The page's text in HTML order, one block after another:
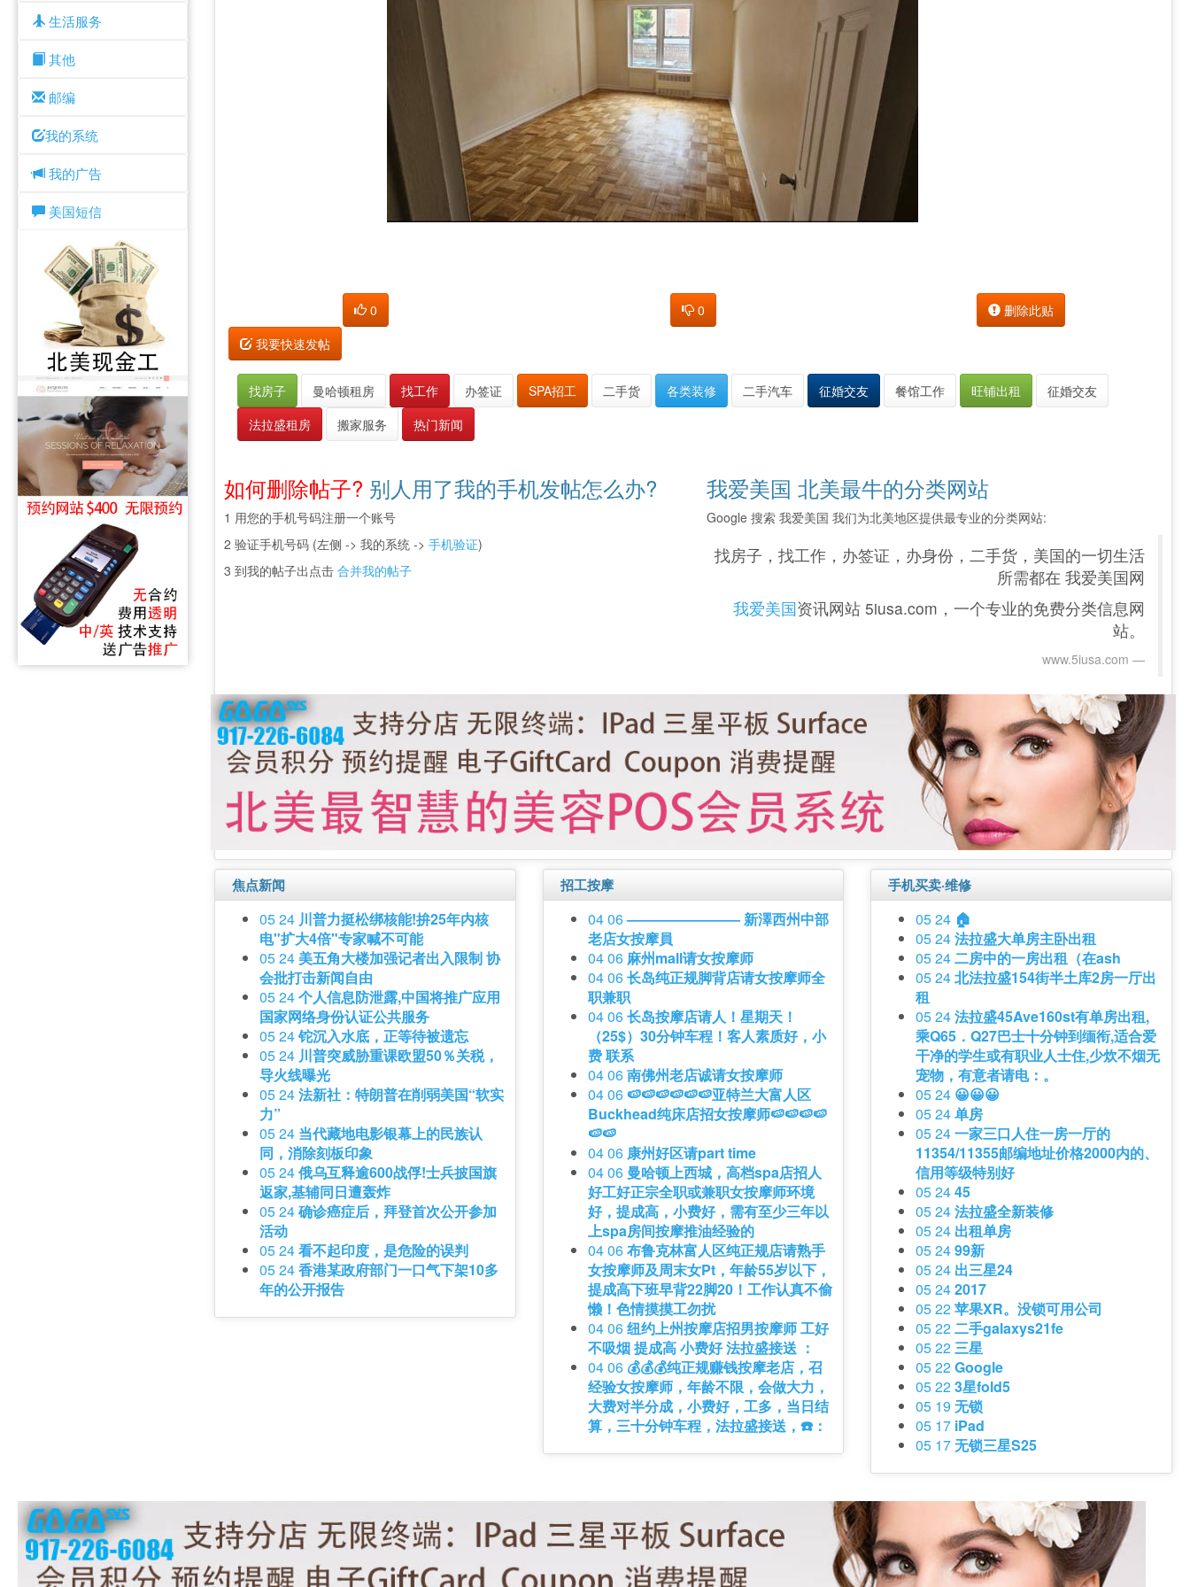
生活服务
其他
邮编
我的系统
我的广告
美国短信
0 0
删除此贴
我要快速发帖
找房子 曼哈顿租房 找工作 办签证 SPA招工 二手货 各类装修 二手汽车 征婚交友 餐馆工作 旺铺出租
征婚交友
法拉盛租房
搬家服务 热门新闻
如何删除帖子? 别人用了我的手机发帖怎么办?
1 用您的手机号码注册一个账号
2 验证手机号码 (左侧 -> 我的系统 ->手机验证)
3 到我的帖子出点击合并我的帖子
我爱美国 北美最牛的分类网站
Google 搜索 我爱美国 我们为北美地区提供最专业的分类网站:
找房子，找工作，办签证，办身份，二手货，美国的一切生活
所需都在 我爱美国网
我爱美国资讯网站 5iusa.com，一个专业的免费分类信息网
站。
www.5iusa.com‎
焦点新闻
05 24 川普力挺松绑核能!拚25年内核
电"扩大4倍"专家喊不可能
05 24 美五角大楼加强记者出入限制 协
会批打击新闻自由
05 24个人信息防泄露,中国将推广应用
国家网络身份认证公共服务
05 24铊沉入水底，正等待被遗忘
05 24 川普突威胁重课欧盟50％关税，
导火线曝光
05 24法新社：特朗普在削弱美国“软实
力”
05 24 当代藏地电影银幕上的民族认
同，消除刻板印象
05 24俄乌互释逾600战俘!士兵披国旗
返家,基辅同日遭轰炸
05 24确诊癌症后，拜登首次公开参加
活动
05 24看不起印度，是危险的误判
05 24香港某政府部门一口气下架10多
年的公开报告
招工按摩
04 06———————— 新澤西州中部
老店女按摩員
04 06 麻州mall请女按摩师
04 06长岛纯正规脚背店请女按摩师全
职兼职
04 06长岛按摩店请人！星期天！
（25$）30分钟车程！客人素质好，小
费 联系
04 06南佛州老店诚请女按摩师
04 06 🍉🍉🍉🍉🍉🍉亚特兰大富人区
Buckhead纯床店招女按摩师🍉🍉🍉🍉
🍉🍉
04 06 康州好区请part time
04 06 曼哈顿上西城，高档spa店招人
好工好正宗全职或兼职女按摩师环境
好，提成高，小费好，需有至少三年以
上spa房间按摩推油经验的
04 06布鲁克林富人区纯正规店请熟手
女按摩师及周末女Pt，年龄55岁以下，
提成高下班早背22脚20！工作认真不偷
懒！色情摸摸工勿扰
04 06纽约上州按摩店招男按摩师 工好
不吸烟 提成高 小费好 法拉盛接送 ：
04 06 💰💰💰纯正规赚钱按摩老店，召
经验女按摩师，年龄不限，会做大力，
大费对半分成，小费好，工多，当日结
算，三十分钟车程，法拉盛接送，☎️：
手机买卖·维修
05 24 🏠
05 24法拉盛大单房主卧出租
05 24二房中的一房出租（在ash
05 24北法拉盛154街半土库2房一厅出
租
05 24法拉盛45Ave160st有单房出租,
乘Q65．Q27巴士十分钟到缅衔,适合爱
干净的学生或有职业人士住,少炊不烟无
宠物，有意者请电：。
05 24 😀😀😀
05 24单房
05 24一家三口人住一房一厅的
11354/11355邮编地址价格2000内的、
信用等级特别好
05 2445
05 24法拉盛全新装修
05 24 出租单房
05 2499新
05 24 出三星24
05 242017
05 22苹果XR。没锁可用公司
05 22二手galaxys21fe
05 22三星
05 22Google
05 223星fold5
05 19无锁
05 17 iPad
05 17无锁三星S25